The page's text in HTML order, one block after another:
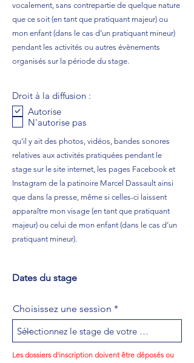
vocalement, sans contrepartie de quelque nature
que ce soit (en tant que pratiquant majeur) ou
mon enfant (dans le cas d’un pratiquant mineur)
pendant les activités ou autres évènements
organisés sur la période du stage.
Droit à la diffusion :
Autorise
N'autorise pas
qu’il y ait des photos, vidéos, bandes sonores
relatives aux activités pratiquées pendant le
stage sur le site internet, les pages Facebook et
Instagram de la patinoire Marcel Dassault ainsi
que dans la presse, même si celles-ci laissent
apparaître mon visage (en tant que pratiquant
majeur) ou celui de mon enfant (dans le cas d’un
pratiquant mineur).
Dates du stage
Choisissez une session
Les dossiers d'inscription doivent être déposés ou